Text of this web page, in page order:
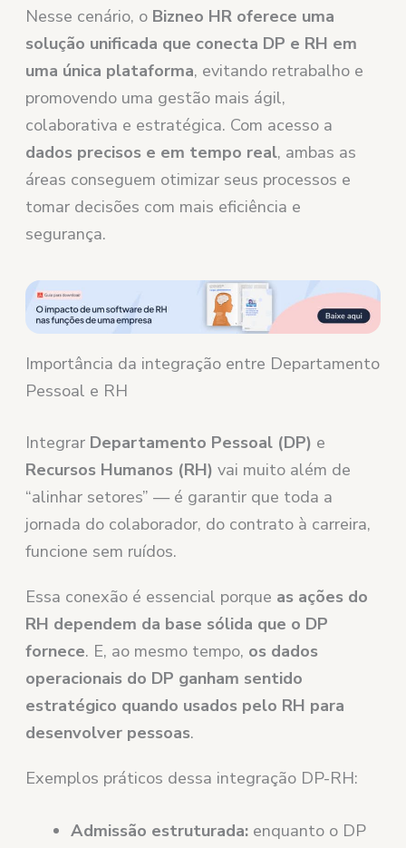
Nesse cenário, o Bizneo HR oferece uma
solução unificada que conecta DP e RH em
uma única plataforma, evitando retrabalho e
promovendo uma gestão mais ágil,
colaborativa e estratégica. Com acesso a
dados precisos e em tempo real, ambas as
áreas conseguem otimizar seus processos e
tomar decisões com mais eficiência e
segurança.
Importância da integração entre Departamento
Pessoal e RH
Integrar Departamento Pessoal (DP) e
Recursos Humanos (RH) vai muito além de
“alinhar setores” — é garantir que toda a
jornada do colaborador, do contrato à carreira,
funcione sem ruídos.
Essa conexão é essencial porque as ações do
RH dependem da base sólida que o DP
fornece. E, ao mesmo tempo, os dados
operacionais do DP ganham sentido
estratégico quando usados pelo RH para
desenvolver pessoas.
Exemplos práticos dessa integração DP-RH:
Admissão estruturada: enquanto o DP